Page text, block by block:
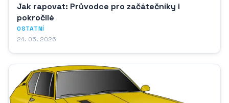
Jak rapovat: Průvodce pro začátečníky i
pokročilé
OSTATNÍ
24. 05. 2026